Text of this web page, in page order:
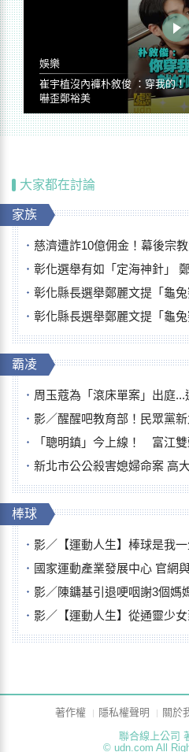
娛樂
崔宇植沒內褲朴敘俊 ：穿我的
嚇歪鄭裕美
大家都在討論
家族
慈濟遭詐10億佣金！幕後宗教大師媳婦
彰化選舉有如「定海神針」 鄭麗
彰化縣長選舉鄭麗文提「龜兔賽跑」
彰化縣長選舉鄭麗文提「龜兔賽跑」
霸凌
周玉蔻為「滾床單案」出庭...遭罵妖孽
影／醒醒吧教育部！民眾黨新北市議員
「聰明鎮」今上線！ 富江雙
新北市公公殺害媳婦命案 高大成
棒球
影／【運動人生】棒球是我一生志業！
國家運動產業發展中心 官網
影／陳鏞基引退哽咽謝3個媽
影／【運動人生】從通靈少女到無任所
著作權 隱私權聲明 關於
聯合線上公司
© udn.com All